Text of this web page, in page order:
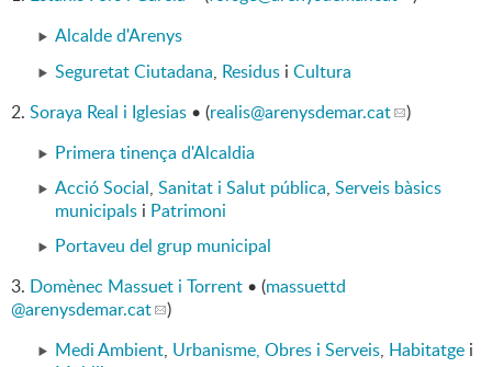
Alcalde d'Arenys
Seguretat Ciutadana, Residus i Cultura
2. Soraya Real i Iglesias • (realis@arenysdemar.cat
)
Primera tinença d'Alcaldia
Acció Social, Sanitat i Salut pública, Serveis bàsics
municipals i Patrimoni
Portaveu del grup municipal
3. Domènec Massuet i Torrent • (massuettd
@arenysdemar.cat
)
Medi Ambient, Urbanisme, Obres i Serveis, Habitatge i